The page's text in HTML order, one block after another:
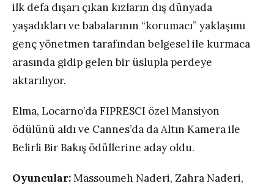
ilk defa dışarı çıkan kızların dış dünyada
yaşadıkları ve babalarının “korumacı” yaklaşımı
genç yönetmen tarafından belgesel ile kurmaca
arasında gidip gelen bir üslupla perdeye
aktarılıyor.
Elma, Locarno’da FIPRESCI özel Mansiyon
ödülünü aldı ve Cannes’da da Altın Kamera ile
Belirli Bir Bakış ödüllerine aday oldu.
Oyuncular:Massoumeh Naderi, Zahra Naderi,